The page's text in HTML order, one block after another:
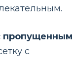
с